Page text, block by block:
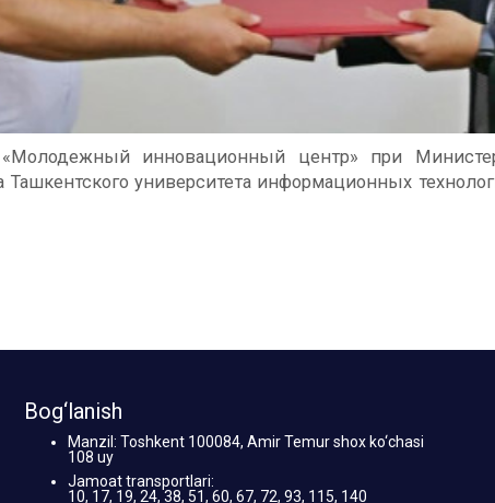
инновационный центр» при
Ташкентского университета информационных
Bog‘lanish
Manzil: Toshkent 100084, Amir Temur shox ko‘chasi
108 uy
Jamoat transportlari:
10, 17, 19, 24, 38, 51, 60, 67, 72, 93, 115, 140